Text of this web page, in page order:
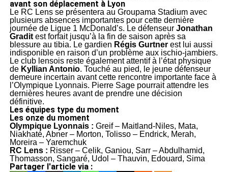
avant son déplacement à Lyon
Le RC Lens se présentera au Groupama Stadium avec
plusieurs absences importantes pour cette dernière
journée de Ligue 1 McDonald’s. Le défenseur Jonathan
Graditest forfait jusqu’à la fin de saison après sa
blessure au tibia. Le gardien Régis Gurtnerest lui aussi
indisponible en raison d’un problème aux ischio-jambiers.
Le club lensois reste également attentif à l’état physique
de Kyllian Antonio. Touché au pied, le jeune défenseur
demeure incertain avant cette rencontre importante face à
l’Olympique Lyonnais. Pierre Sage pourrait attendre les
dernières heures avant de prendre une décision
définitive.
Les équipes type du moment
Les onze du moment
Olympique Lyonnais : Greif – Maitland-Niles, Mata,
Niakhaté, Abner – Morton, Tolisso – Endrick, Merah,
Moreira – Yaremchuk
RC Lens : Risser – Celik, Ganiou, Sarr – Abdulhamid,
Thomasson, Sangaré, Udol – Thauvin, Edouard, Sima
Partager l'article via :